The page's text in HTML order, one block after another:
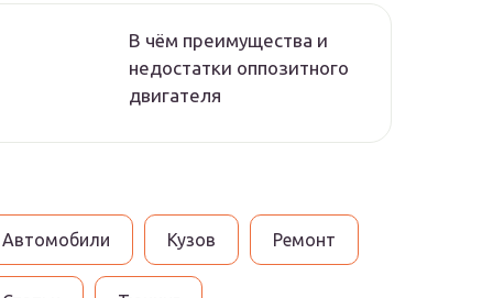
В чём преимущества и
недостатки оппозитного
двигателя
Автомобили Кузов Ремонт